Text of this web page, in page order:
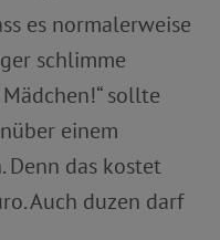
es normalerweise
schlimme
sollte
einem
Denn das kostet
Auch duzen darf